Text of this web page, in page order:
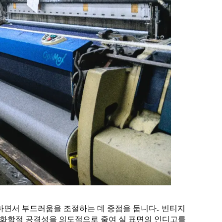
서 부드러움을 조절하는 데 중점을 둡니다.. 빈티지
학적 공격성을 의도적으로 줄여 실 표면의 인디고를